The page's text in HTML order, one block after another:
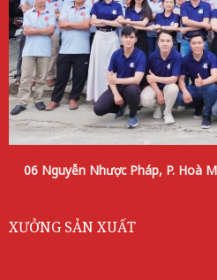
06 Nguyễn Nhược Pháp, P. Hoà
XƯỞNG SẢN XUẤT